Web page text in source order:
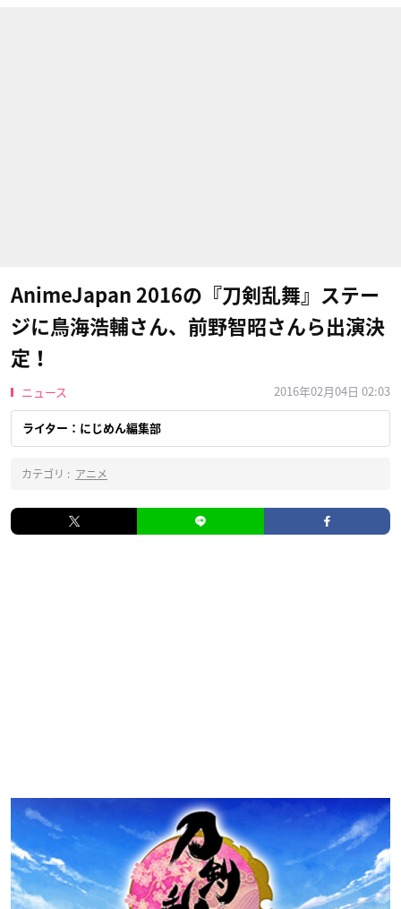
AnimeJapan 2016の『刀剣乱舞』ステー
ジに鳥海浩輔さん、前野智昭さんら出演決
定！
ニュース 2016年02月04日 02:03
ライター：にじめん編集部
カテゴリ : アニメ